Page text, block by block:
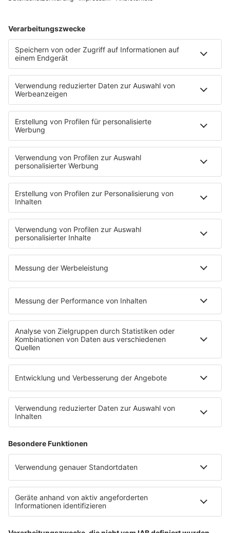
Comedy
Wetter
Verkehr
PODCASTS
Zufall: Wenn ein Moment alles verändert
Küsten-Köppe mit Frank Bremser
Blaulicht. Der Helfer-Podcast
Neues von der Märchenküste
Störche-Schnack. Der Holstein Kiel-Podcast
Politik verstehen... Der R.SH-Podcast mit Carsten Kock!
Jahrhundertgeschichten
Die R.SH Gemeindesongs
Der R.SH Telefonschreck
Familienfuchs: Der Erziehungspodcast
Schlank und Gesund mit Patric Heizmann
Brave & One: Der Beziehungs-Podcast
ShoreTime: Der Küstenschnack
Der Barbara Schöneberger-Podcast: Mit den Waffeln
einer Frau
MEIN R.SH
Empfang
R.SH-Shop
Werbung buchen
Häufige Fragen
Jobs bei R.SH
INFORMATION
Datenschutz
Datenschutzeinstellungen
Clubbedingungen
Teilnahmebedingungen
R.SH auf radioplayer.de
Stromvergleich